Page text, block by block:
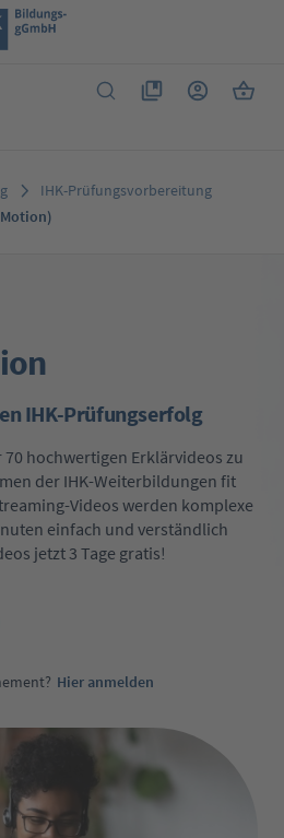
Du hast 0 Produkte
IHK-Prüfungsvorbereitung
IHK-Prüfungserfolg
70 hochwertigen Erklärvideos zu
der IHK-Weiterbildungen fit
Videos werden komplexe
einfach und verständlich
jetzt 3 Tage gratis!
Hier anmelden